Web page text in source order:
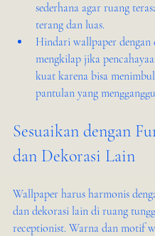
sederhana agar ruang
terang dan luas.
Hindari wallpaper dengan
mengkilap jika
kuat karena bisa
pantulan yang
Sesuaikan dengan
dan Dekorasi Lain
Wallpaper harus harmonis
dan dekorasi lain di ruang
receptionist. Warna dan motif